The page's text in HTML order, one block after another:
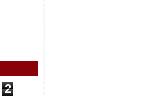
2